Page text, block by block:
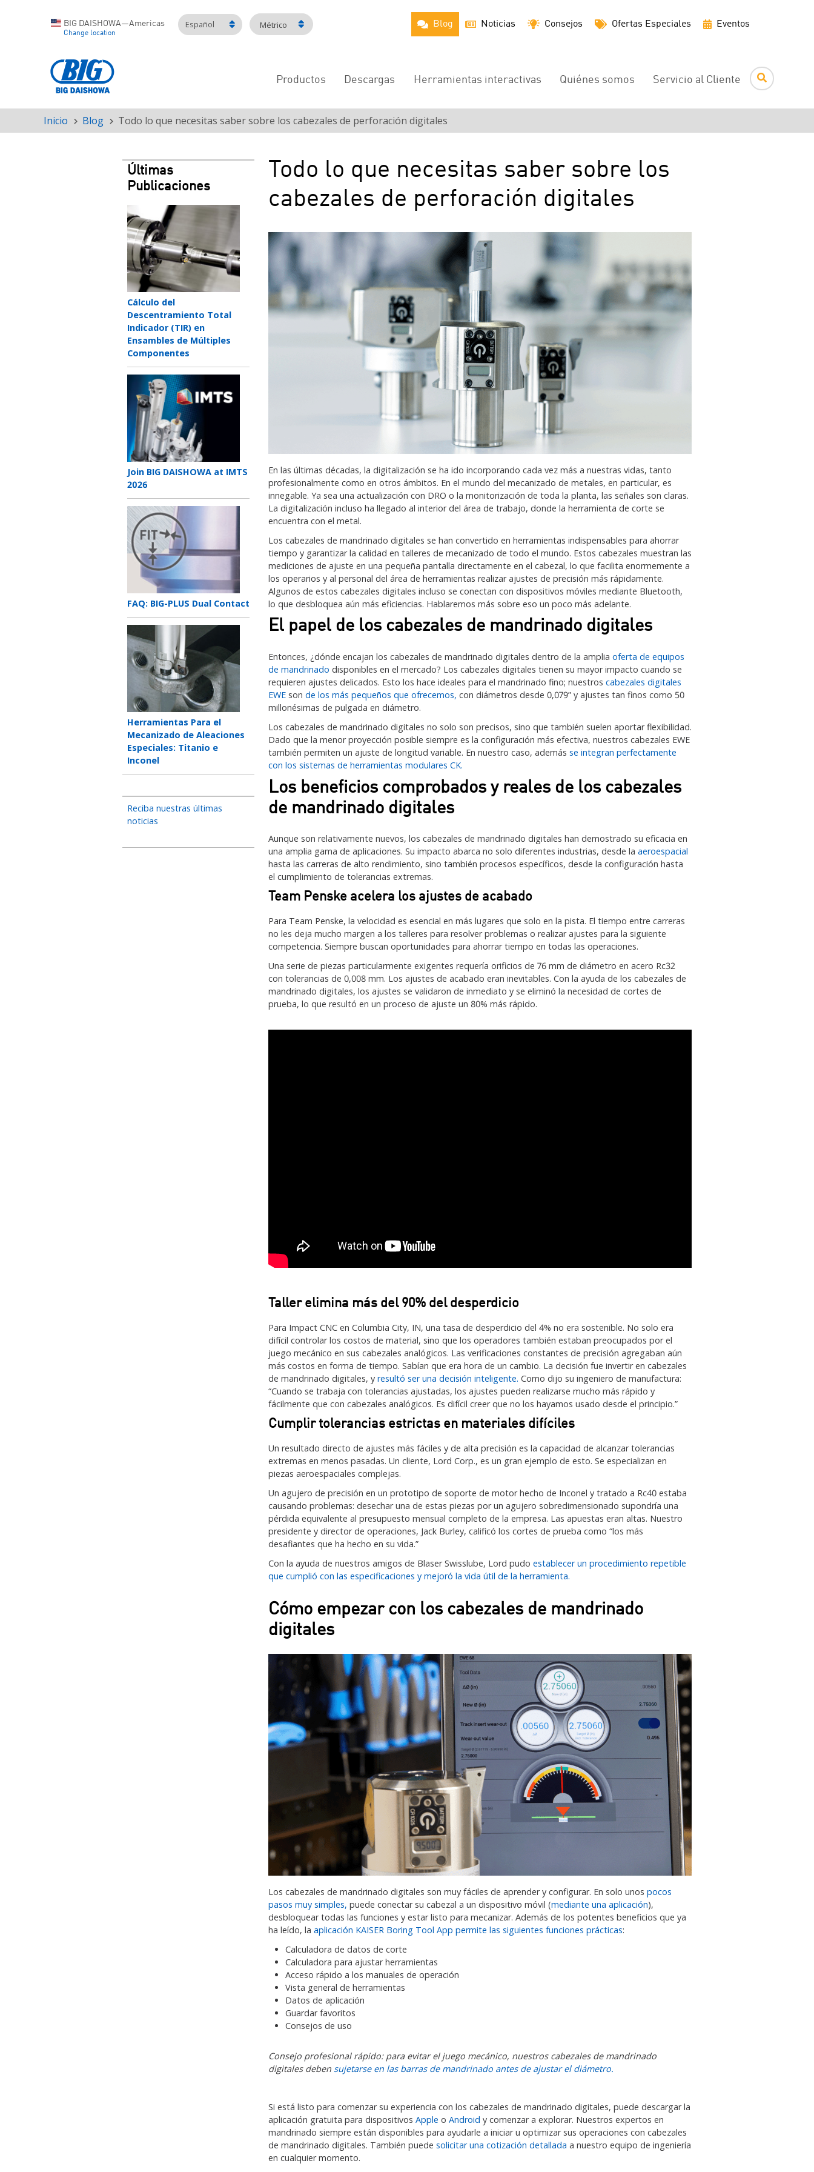
BIG DAISHOWA—Americas
Change location
Español Métrico Blog Noticias Consejos Ofertas Especiales Eventos
Navegación
Productos Descargas Herramientas interactivas Quiénes somos Servicio al Cliente
Ruta
navegación
Inicio Blog Todo lo que necesitas saber sobre los cabezales de perforación digitales
Últimas
Publicaciones
Teaser
image
Teaser
title
Cálculo del
Descentramiento Total
Indicador (TIR) en
Ensambles de Múltiples
Componentes
Teaser
image
Teaser
title
Join BIG DAISHOWA at IMTS
2026
Teaser
image
Teaser
title
FAQ: BIG-PLUS Dual Contact
Teaser
image
Teaser
title
Herramientas Para el
Mecanizado de Aleaciones
Especiales: Titanio e
Inconel
Reciba nuestras últimas
noticias
Todo lo que necesitas saber sobre los
cabezales de perforación digitales
En las últimas décadas, la digitalización se ha ido incorporando cada vez más a nuestras vidas, tanto
profesionalmente como en otros ámbitos. En el mundo del mecanizado de metales, en particular, es
innegable. Ya sea una actualización con DRO o la monitorización de toda la planta, las señales son claras.
La digitalización incluso ha llegado al interior del área de trabajo, donde la herramienta de corte se
encuentra con el metal.
Los cabezales de mandrinado digitales se han convertido en herramientas indispensables para ahorrar
tiempo y garantizar la calidad en talleres de mecanizado de todo el mundo. Estos cabezales muestran las
mediciones de ajuste en una pequeña pantalla directamente en el cabezal, lo que facilita enormemente a
los operarios y al personal del área de herramientas realizar ajustes de precisión más rápidamente.
Algunos de estos cabezales digitales incluso se conectan con dispositivos móviles mediante Bluetooth,
lo que desbloquea aún más eficiencias. Hablaremos más sobre eso un poco más adelante.
El papel de los cabezales de mandrinado digitales
Entonces, ¿dónde encajan los cabezales de mandrinado digitales dentro de la amplia oferta de equipos
de mandrinado disponibles en el mercado? Los cabezales digitales tienen su mayor impacto cuando se
requieren ajustes delicados. Esto los hace ideales para el mandrinado fino; nuestros cabezales digitales
EWEson de los más pequeños que ofrecemos, con diámetros desde 0,079” y ajustes tan finos como 50
millonésimas de pulgada en diámetro.
Los cabezales de mandrinado digitales no solo son precisos, sino que también suelen aportar flexibilidad.
Dado que la menor proyección posible siempre es la configuración más efectiva, nuestros cabezales EWE
también permiten un ajuste de longitud variable. En nuestro caso, además se integran perfectamente
con los sistemas de herramientas modulares CK.
Los beneficios comprobados y reales de los cabezales
de mandrinado digitales
Aunque son relativamente nuevos, los cabezales de mandrinado digitales han demostrado su eficacia en
una amplia gama de aplicaciones. Su impacto abarca no solo diferentes industrias, desde la aeroespacial
hasta las carreras de alto rendimiento, sino también procesos específicos, desde la configuración hasta
el cumplimiento de tolerancias extremas.
Team Penske acelera los ajustes de acabado
Para Team Penske, la velocidad es esencial en más lugares que solo en la pista. El tiempo entre carreras
no les deja mucho margen a los talleres para resolver problemas o realizar ajustes para la siguiente
competencia. Siempre buscan oportunidades para ahorrar tiempo en todas las operaciones.
Una serie de piezas particularmente exigentes requería orificios de 76 mm de diámetro en acero Rc32
con tolerancias de 0,008 mm. Los ajustes de acabado eran inevitables. Con la ayuda de los cabezales de
mandrinado digitales, los ajustes se validaron de inmediato y se eliminó la necesidad de cortes de
prueba, lo que resultó en un proceso de ajuste un 80% más rápido.
Taller elimina más del 90% del desperdicio
Para Impact CNC en Columbia City, IN, una tasa de desperdicio del 4% no era sostenible. No solo era
difícil controlar los costos de material, sino que los operadores también estaban preocupados por el
juego mecánico en sus cabezales analógicos. Las verificaciones constantes de precisión agregaban aún
más costos en forma de tiempo. Sabían que era hora de un cambio. La decisión fue invertir en cabezales
de mandrinado digitales, y resultó ser una decisión inteligente. Como dijo su ingeniero de manufactura:
“Cuando se trabaja con tolerancias ajustadas, los ajustes pueden realizarse mucho más rápido y
fácilmente que con cabezales analógicos. Es difícil creer que no los hayamos usado desde el principio.”
Cumplir tolerancias estrictas en materiales difíciles
Un resultado directo de ajustes más fáciles y de alta precisión es la capacidad de alcanzar tolerancias
extremas en menos pasadas. Un cliente, Lord Corp., es un gran ejemplo de esto. Se especializan en
piezas aeroespaciales complejas.
Un agujero de precisión en un prototipo de soporte de motor hecho de Inconel y tratado a Rc40 estaba
causando problemas: desechar una de estas piezas por un agujero sobredimensionado supondría una
pérdida equivalente al presupuesto mensual completo de la empresa. Las apuestas eran altas. Nuestro
presidente y director de operaciones, Jack Burley, calificó los cortes de prueba como “los más
desafiantes que ha hecho en su vida.”
Con la ayuda de nuestros amigos de Blaser Swisslube, Lord pudo establecer un procedimiento repetible
que cumplió con las especificaciones y mejoró la vida útil de la herramienta.
Cómo empezar con los cabezales de mandrinado
digitales
Los cabezales de mandrinado digitales son muy fáciles de aprender y configurar. En solo unos pocos
pasos muy simples, puede conectar su cabezal a un dispositivo móvil (mediante una aplicación),
desbloquear todas las funciones y estar listo para mecanizar. Además de los potentes beneficios que ya
ha leído, la aplicación KAISER Boring Tool App permite las siguientes funciones prácticas:
Calculadora de datos de corte
Calculadora para ajustar herramientas
Acceso rápido a los manuales de operación
Vista general de herramientas
Datos de aplicación
Guardar favoritos
Consejos de uso
Consejo profesional rápido: para evitar el juego mecánico, nuestros cabezales de mandrinado
digitales deben sujetarse en las barras de mandrinado antes de ajustar el diámetro.
Si está listo para comenzar su experiencia con los cabezales de mandrinado digitales, puede descargar la
aplicación gratuita para dispositivos Apple o Android y comenzar a explorar. Nuestros expertos en
mandrinado siempre están disponibles para ayudarle a iniciar u optimizar sus operaciones con cabezales
de mandrinado digitales. También puede solicitar una cotización detallada a nuestro equipo de ingeniería
en cualquier momento.